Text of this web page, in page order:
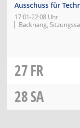
Ausschuss für
17:01-22:08 Uhr
Backnang,
27FR
28SA